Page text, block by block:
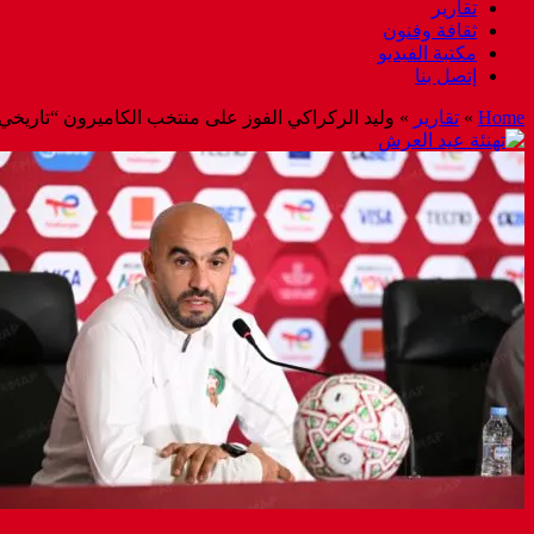
تقارير
ثقافة وفنون
مكتبة الفيديو
إتصل بنا
Home
» تقارير » وليد الركراكي الفوز على منتخب الكاميرون